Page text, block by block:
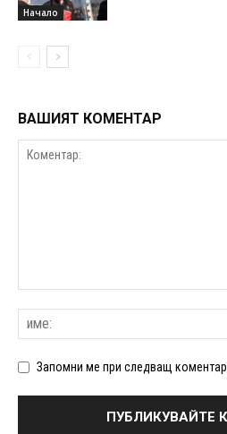
Начало
ВАШИЯТ КОМЕНТАР
Запомни ме при следващ коментар